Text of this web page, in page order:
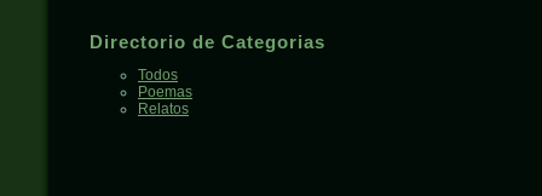
Directorio de Categorias
Todos
Poemas
Relatos